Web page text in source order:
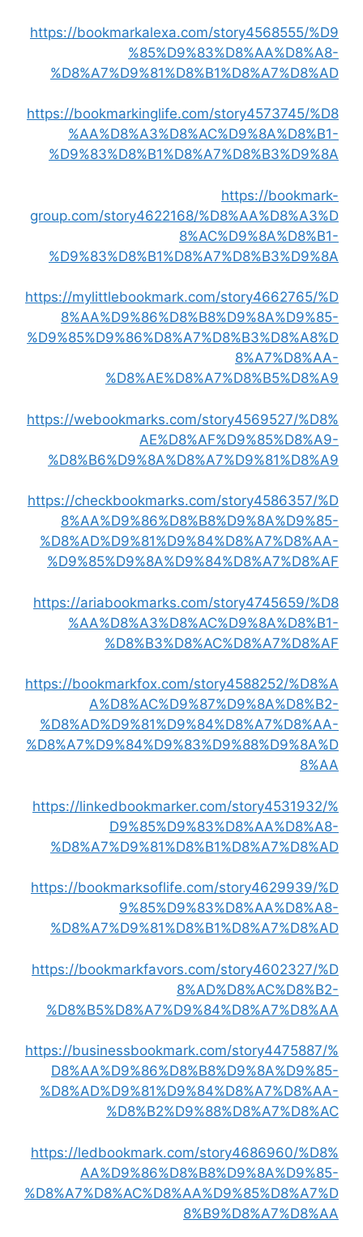
https://bookmarkalexa.com/story4568555/%D9
%85%D9%83%D8%AA%D8%A8-
%D8%A7%D9%81%D8%B1%D8%A7%D8%AD
https://bookmarkinglife.com/story4573745/%D8
%AA%D8%A3%D8%AC%D9%8A%D8%B1-
%D9%83%D8%B1%D8%A7%D8%B3%D9%8A
https://bookmark-
group.com/story4622168/%D8%AA%D8%A3%D
8%AC%D9%8A%D8%B1-
%D9%83%D8%B1%D8%A7%D8%B3%D9%8A
https://mylittlebookmark.com/story4662765/%D
8%AA%D9%86%D8%B8%D9%8A%D9%85-
%D9%85%D9%86%D8%A7%D8%B3%D8%A8%D
8%A7%D8%AA-
%D8%AE%D8%A7%D8%B5%D8%A9
https://webookmarks.com/story4569527/%D8%
AE%D8%AF%D9%85%D8%A9-
%D8%B6%D9%8A%D8%A7%D9%81%D8%A9
https://checkbookmarks.com/story4586357/%D
8%AA%D9%86%D8%B8%D9%8A%D9%85-
%D8%AD%D9%81%D9%84%D8%A7%D8%AA-
%D9%85%D9%8A%D9%84%D8%A7%D8%AF
https://ariabookmarks.com/story4745659/%D8
%AA%D8%A3%D8%AC%D9%8A%D8%B1-
%D8%B3%D8%AC%D8%A7%D8%AF
https://bookmarkfox.com/story4588252/%D8%A
A%D8%AC%D9%87%D9%8A%D8%B2-
%D8%AD%D9%81%D9%84%D8%A7%D8%AA-
%D8%A7%D9%84%D9%83%D9%88%D9%8A%D
8%AA
https://linkedbookmarker.com/story4531932/%
D9%85%D9%83%D8%AA%D8%A8-
%D8%A7%D9%81%D8%B1%D8%A7%D8%AD
https://bookmarksoflife.com/story4629939/%D
9%85%D9%83%D8%AA%D8%A8-
%D8%A7%D9%81%D8%B1%D8%A7%D8%AD
https://bookmarkfavors.com/story4602327/%D
8%AD%D8%AC%D8%B2-
%D8%B5%D8%A7%D9%84%D8%A7%D8%AA
https://businessbookmark.com/story4475887/%
D8%AA%D9%86%D8%B8%D9%8A%D9%85-
%D8%AD%D9%81%D9%84%D8%A7%D8%AA-
%D8%B2%D9%88%D8%A7%D8%AC
https://ledbookmark.com/story4686960/%D8%
AA%D9%86%D8%B8%D9%8A%D9%85-
%D8%A7%D8%AC%D8%AA%D9%85%D8%A7%D
8%B9%D8%A7%D8%AA